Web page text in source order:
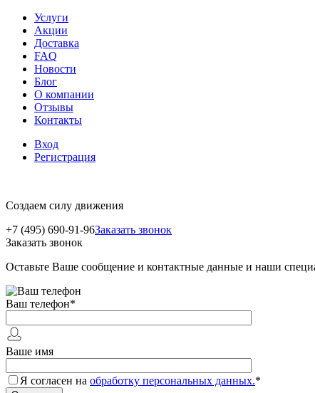
Услуги
Акции
Доставка
FAQ
Новости
Блог
О компании
Отзывы
Контакты
Вход
Регистрация
Создаем силу движения
+7 (495) 690-91-96Заказать звонок
Заказать звонок
Оставьте Ваше сообщение и контактные данные и наши
Ваш телефон*
Ваше имя
Я согласен на обработку персональных данных.*